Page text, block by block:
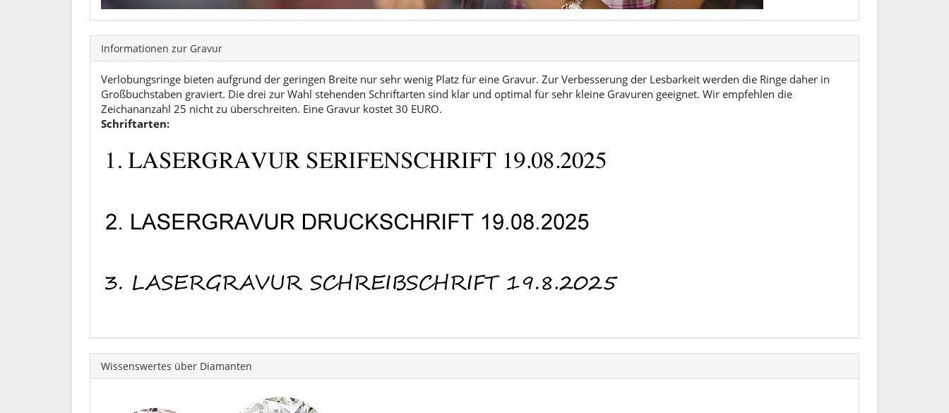
Informationen zur Gravur
Verlobungsringe bieten aufgrund der geringen Breite nur sehr wenig Platz für eine Gravur. Zur Verbesserung der Lesbarkeit werden die Ringe daher in
Großbuchstaben graviert. Die drei zur Wahl stehenden Schriftarten sind klar und optimal für sehr kleine Gravuren geeignet. Wir empfehlen die
Zeichananzahl 25 nicht zu überschreiten. Eine Gravur kostet 30 EURO.
Schriftarten:
Wissenswertes über Diamanten